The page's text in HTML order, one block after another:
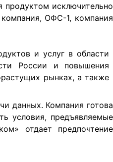
продуктом исключительно
ОФС-1, компания
и услуг в области
России и повышения
рынках, а также
данных. Компания готова
условия, предъявляемые
отдает предпочтение